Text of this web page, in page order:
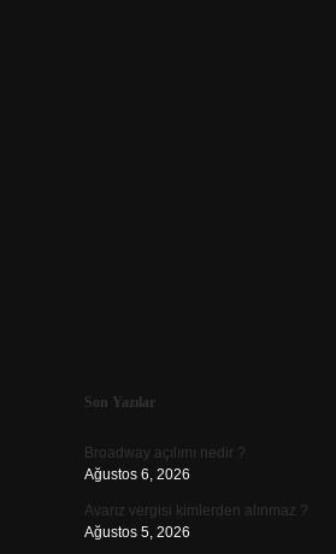
Sidebar
Son Yazılar
Broadway açılımı nedir ?
Ağustos 6, 2026
Avarız vergisi kimlerden alınmaz ?
Ağustos 5, 2026